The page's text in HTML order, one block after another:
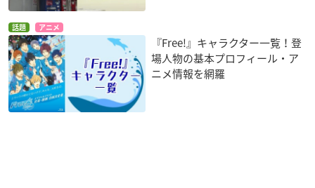
話題 アニメ
『Free!』キャラクター一覧！登
場人物の基本プロフィール・ア
ニメ情報を網羅